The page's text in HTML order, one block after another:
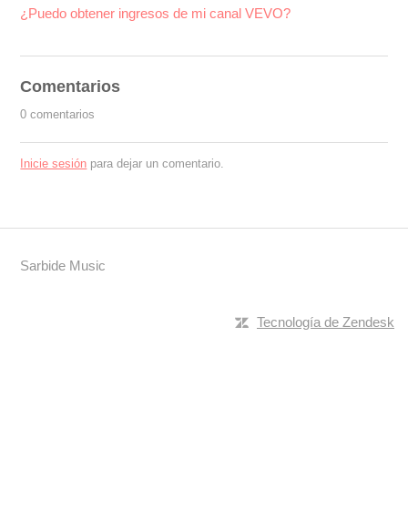
¿Puedo obtener ingresos de mi canal VEVO?
Comentarios
0 comentarios
Inicie sesión para dejar un comentario.
Sarbide Music
Tecnología de Zendesk